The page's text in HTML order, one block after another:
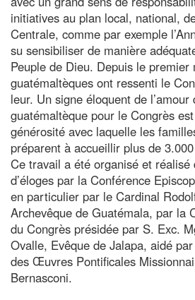
initiatives au plan local, national,
Centrale, comme par exemple
su sensibiliser de manière
Peuple de Dieu. Depuis le
guatémaltèques ont ressenti le
leur. Un signe éloquent de l’amour
guatémaltèque pour le Congrès
générosité avec laquelle les
préparent à accueillir plus de
Ce travail a été organisé et réalisé
d’éloges par la Conférence
en particulier par le Cardinal
Archevêque de Guatémala, par la
du Congrès présidée par S. Exc.
Ovalle, Evêque de Jalapa, aidé
des Œuvres Pontificales
Bernasconi.